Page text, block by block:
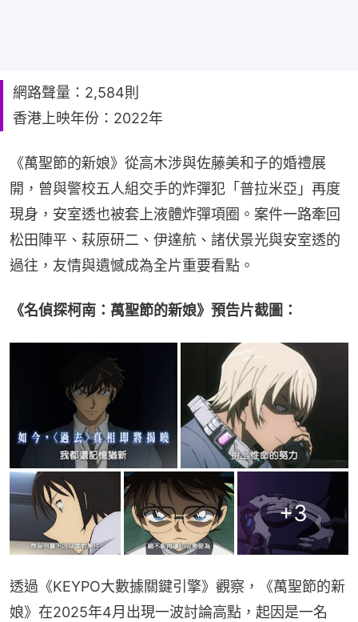
網路聲量：2,584則
香港上映年份：2022年
《萬聖節的新娘》從高木涉與佐藤美和子的婚禮展
開，曾與警校五人組交手的炸彈犯「普拉米亞」再度
現身，安室透也被套上液體炸彈項圈。案件一路牽回
松田陣平、萩原研二、伊達航、諸伏景光與安室透的
過往，友情與遺憾成為全片重要看點。
《名偵探柯南：萬聖節的新娘》預告片截圖：
+3
透過《KEYPO大數據關鍵引擎》觀察，《萬聖節的新
娘》在2025年4月出現一波討論高點，起因是一名